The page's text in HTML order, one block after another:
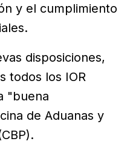
y el cumplimiento
disposiciones,
todos los IOR
"buena
de Aduanas y